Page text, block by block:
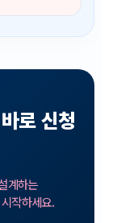
로 신청
계하는
작하세요.